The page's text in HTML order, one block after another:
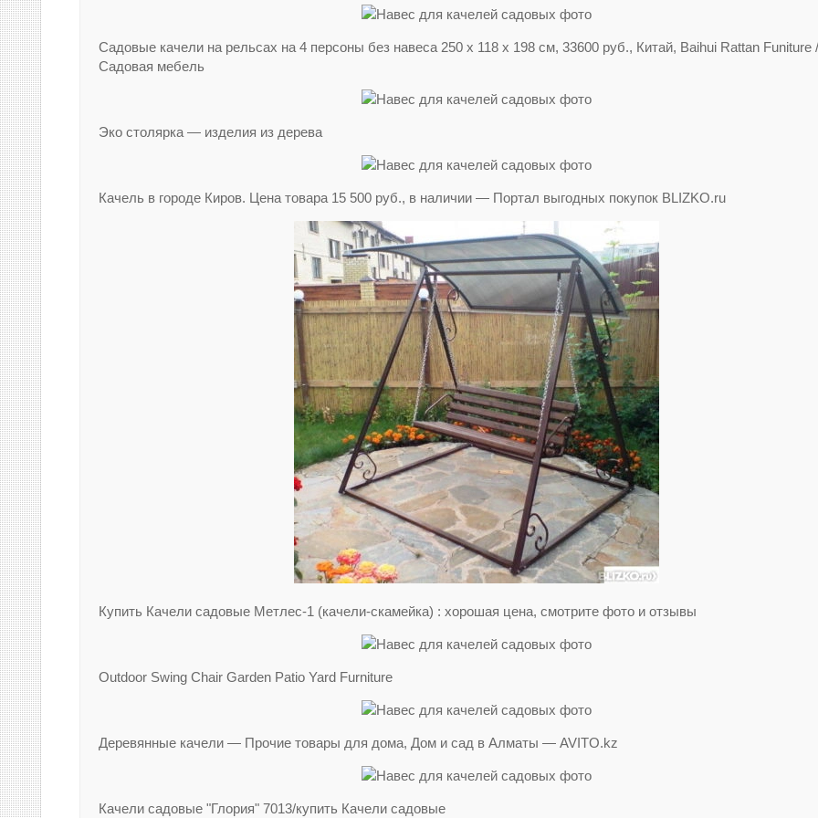
Садовые качели на рельсах на 4 персоны без навеса 250 x 118 x 198 см, 33600 руб., Китай, Baihui Rattan Funiture /
Садовая мебель
Эко столярка — изделия из дерева
Качель в городе Киров. Цена товара 15 500 руб., в наличии — Портал выгодных покупок BLIZKO.ru
Купить Качели садовые Метлес-1 (качели-скамейка) : хорошая цена, смотрите фото и отзывы
Outdoor Swing Chair Garden Patio Yard Furniture
Деревянные качели — Прочие товары для дома, Дом и сад в Алматы — AVITO.kz
Качели садовые "Глория" 7013/купить Качели садовые